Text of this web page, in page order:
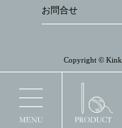
お問合せ
Copyright ©